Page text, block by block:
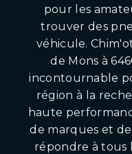
pour les
trouver des
véhicule.
de Mons à
incontournable
région à la
haute
de marques et
répondre à tous